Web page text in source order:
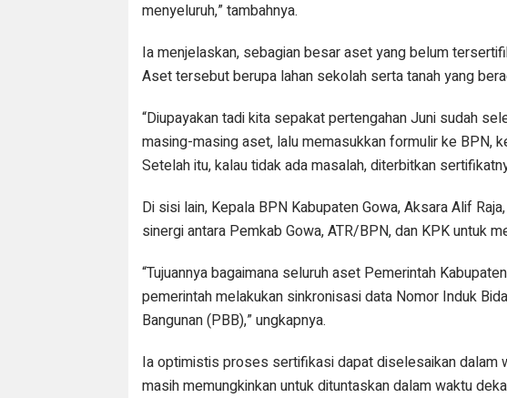
menyeluruh,” tambahnya.
Ia menjelaskan, sebagian besar aset yang belum
Aset tersebut berupa lahan sekolah serta tanah yang
“Diupayakan tadi kita sepakat pertengahan Juni sudah
masing-masing aset, lalu memasukkan formulir ke BPN,
Setelah itu, kalau tidak ada masalah, diterbitkan
Di sisi lain, Kepala BPN Kabupaten Gowa, Aksara Alif
sinergi antara Pemkab Gowa, ATR/BPN, dan KPK untuk
“Tujuannya bagaimana seluruh aset Pemerintah
pemerintah melakukan sinkronisasi data Nomor Induk
Bangunan (PBB),” ungkapnya.
Ia optimistis proses sertifikasi dapat diselesaikan dalam
masih memungkinkan untuk dituntaskan dalam waktu